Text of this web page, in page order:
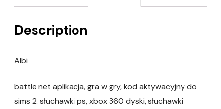
Description
Albi
battle net aplikacja, gra w gry, kod aktywacyjny do
sims 2, słuchawki ps, xbox 360 dyski, słuchawki